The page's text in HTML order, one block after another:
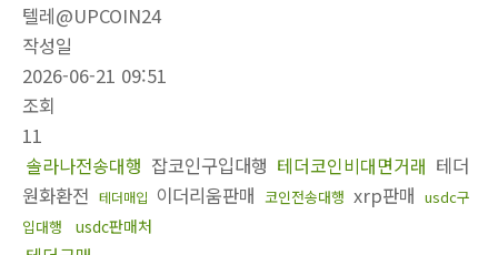
텔레@UPCOIN24
작성일
2026-06-21 09:51
조회
11
솔라나전송대행 잡코인구입대행 테더코인비대면거래 테더
원화환전 테더매입 이더리움판매 코인전송대행 xrp판매 usdc구
입대행
usdc판매처